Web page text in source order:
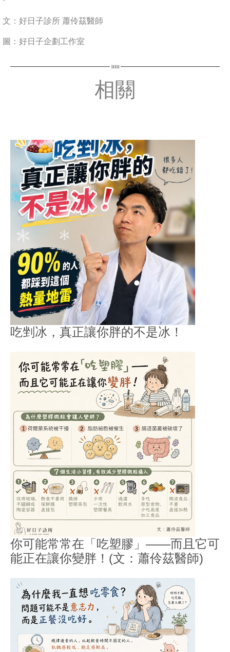
文：好日子診所 蕭伶茲醫師
圖：好日子企劃工作室
相關
吃剉冰，真正讓你胖的不是冰！
你可能常常在「吃塑膠」——而且它可
能正在讓你變胖！(文：蕭伶茲醫師)